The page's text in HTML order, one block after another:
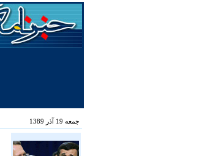
جمعه 19 آذر 1389